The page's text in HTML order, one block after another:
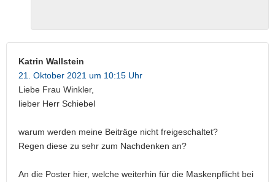
Katrin Wallstein
21. Oktober 2021 um 10:15 Uhr
Liebe Frau Winkler,
lieber Herr Schiebel
warum werden meine Beiträge nicht freigeschaltet?
Regen diese zu sehr zum Nachdenken an?
An die Poster hier, welche weiterhin für die Maskenpflicht bei